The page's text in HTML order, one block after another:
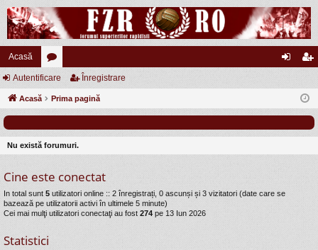
Acasă
or
u
uri
eg
Autentificare Înregistrare
Acasă Prima pagină
Nu există forumuri.
Cine este conectat
In total sunt 5 utilizatori online :: 2 înregistrați, 0 ascunși și 3 vizitatori (date care se
bazează pe utilizatorii activi în ultimele 5 minute)
Cei mai mulţi utilizatori conectaţi au fost 274 pe 13 Iun 2026
Statistici